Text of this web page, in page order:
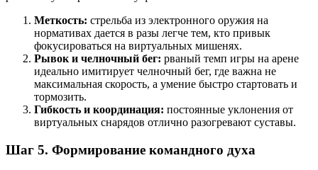
Меткость: стрельба из электронного оружия на
нормативах дается в разы легче тем, кто привык
фокусироваться на виртуальных мишенях.
Рывок и челночный бег: рваный темп игры на арене
идеально имитирует челночный бег, где важна не
максимальная скорость, а умение быстро стартовать и
тормозить.
Гибкость и координация: постоянные уклонения от
виртуальных снарядов отлично разогревают суставы.
Шаг 5. Формирование командного духа